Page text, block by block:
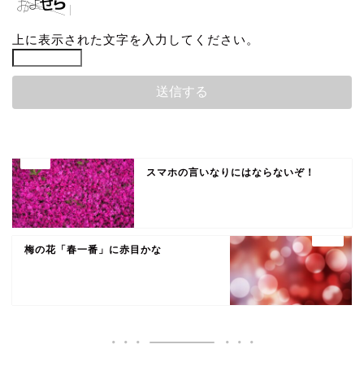
上に表示された文字を入力してください。
スマホの言いなりにはならないぞ！
梅の花「春一番」に赤目かな